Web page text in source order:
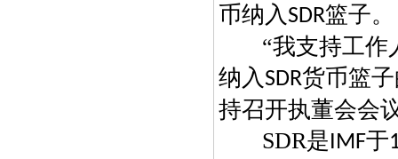
币纳入SDR篮子。
“我支持工
纳入SDR货币篮
持召开执董会会
SDR是IMF于